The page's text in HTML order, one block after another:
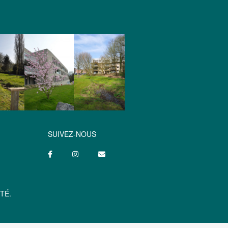
SUIVEZ-NOUS